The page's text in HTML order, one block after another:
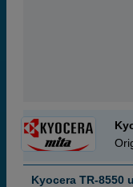
Kyocera TR-8550